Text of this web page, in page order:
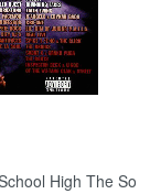
High The So